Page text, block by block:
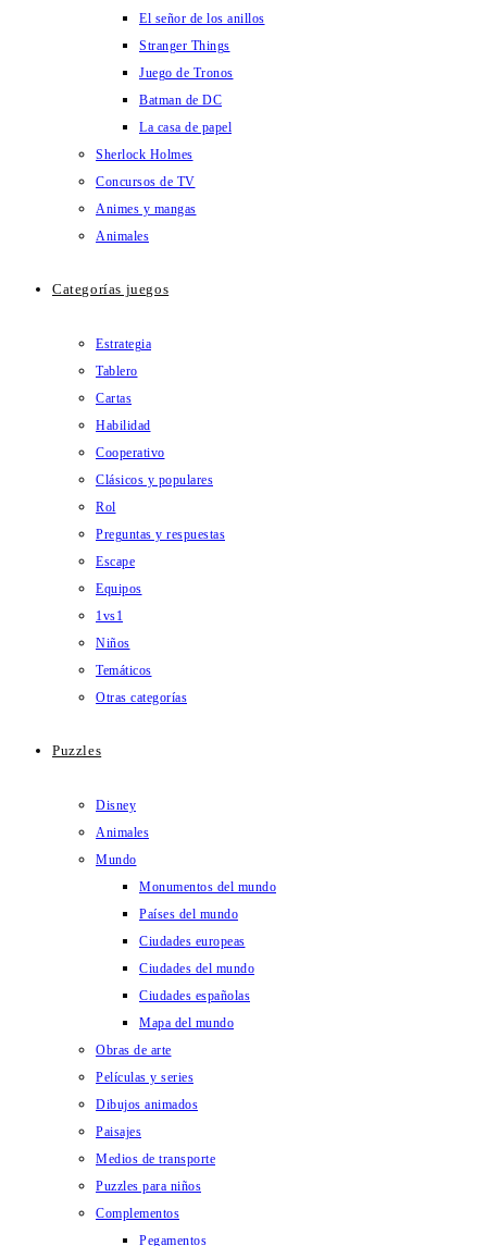
El señor de los anillos
Stranger Things
Juego de Tronos
Batman de DC
La casa de papel
Sherlock Holmes
Concursos de TV
Animes y mangas
Animales
Categorías juegos
Estrategia
Tablero
Cartas
Habilidad
Cooperativo
Clásicos y populares
Rol
Preguntas y respuestas
Escape
Equipos
1vs1
Niños
Temáticos
Otras categorías
Puzzles
Disney
Animales
Mundo
Monumentos del mundo
Países del mundo
Ciudades europeas
Ciudades del mundo
Ciudades españolas
Mapa del mundo
Obras de arte
Películas y series
Dibujos animados
Paisajes
Medios de transporte
Puzzles para niños
Complementos
Pegamentos